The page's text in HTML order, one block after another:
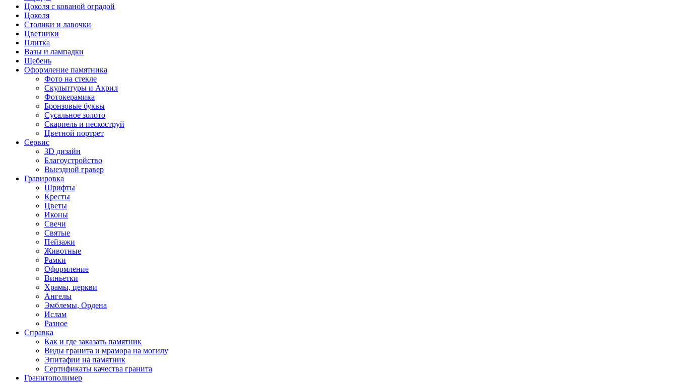
Цоколя с кованой оградой
Цоколя
Столики и лавочки
Цветники
Плитка
Вазы и лампадки
Щебень
Оформление памятника
Фото на стекле
Скульптуры и Акрил
Фотокерамика
Бронзовые буквы
Сусальное золото
Скарпель и пескоструй
Цветной портрет
Сервис
3D дизайн
Благоустройство
Выездной гравер
Гравировка
Шрифты
Кресты
Цветы
Иконы
Свечи
Святые
Пейзажи
Животные
Рамки
Оформление
Виньетки
Храмы, церкви
Ангелы
Эмблемы, Ордена
Ислам
Разное
Справка
Как и где заказать памятник
Виды гранита и мрамора на могилу
Эпитафии на памятник
Сертификаты качества гранита
Гранитополимер